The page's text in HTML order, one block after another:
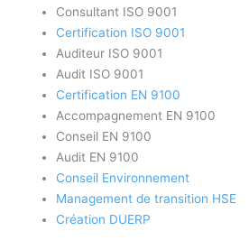
Consultant ISO 9001
Certification ISO 9001
Auditeur ISO 9001
Audit ISO 9001
Certification EN 9100
Accompagnement EN 9100
Conseil EN 9100
Audit EN 9100
Conseil Environnement
Management de transition HSE
Création DUERP